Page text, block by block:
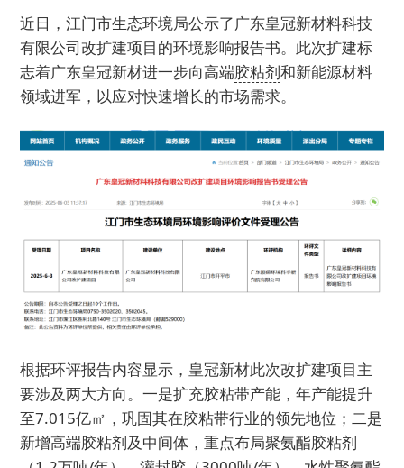
近日，江门市生态环境局公示了广东皇冠新材料科技
有限公司改扩建项目的环境影响报告书。此次扩建标
志着广东皇冠新材进一步向高端胶粘剂和新能源材料
领域进军，以应对快速增长的市场需求。
根据环评报告内容显示，皇冠新材此次改扩建项目主
要涉及两大方向。一是扩充胶粘带产能，年产能提升
至7.015亿㎡，巩固其在胶粘带行业的领先地位；二是
新增高端胶粘剂及中间体，重点布局聚氨酯胶粘剂